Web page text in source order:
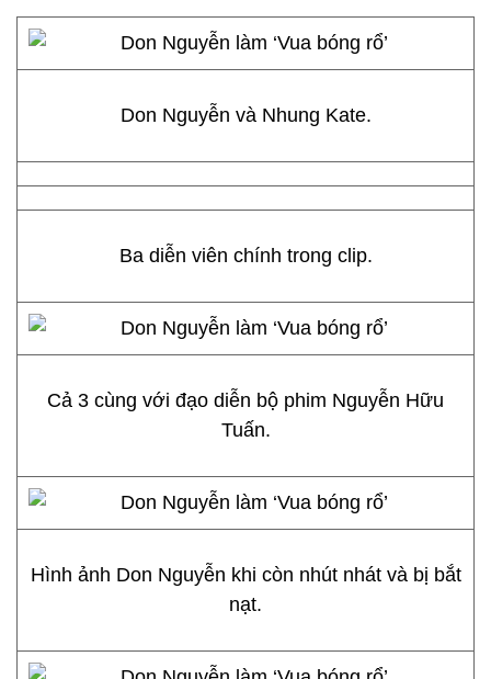
Don Nguyễn và Nhung Kate.
Ba diễn viên chính trong clip.
Cả 3 cùng với đạo diễn bộ phim Nguyễn Hữu
Tuấn.
Hình ảnh Don Nguyễn khi còn nhút nhát và bị bắt
nạt.